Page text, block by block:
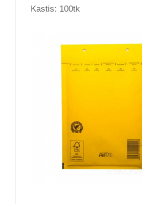
Kastis: 100tk